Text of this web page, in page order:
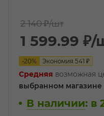
2 140 ₽/шт
1 599.99 ₽/
-20% Экономия 541 ₽
Средняя возможная
выбранном магазине
В наличии: в